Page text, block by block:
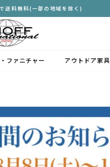
ス
ラ
イ
止
す
る
送料無料(一部の地域を除く)
ファニチャー アウトドア家具